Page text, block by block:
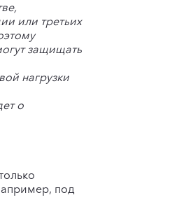
или третьих
защищать
нагрузки
о
под